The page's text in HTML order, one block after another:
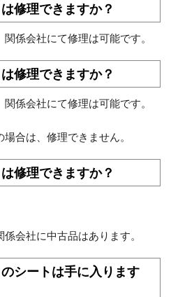
修理できますか？
係会社にて修理は可能です。
修理できますか？
係会社にて修理は可能です。
合は、修理できません。
修理できますか？
会社に中古品はあります。
シートは手に入ります